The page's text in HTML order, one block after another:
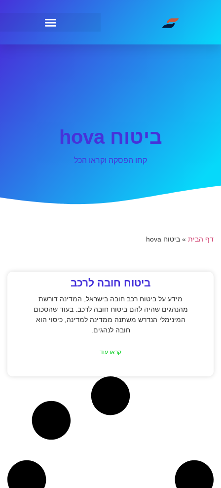
ביטוח hova
קחו הפסקה וקראו הכל
דף הבית » ביטוח hova
ביטוח חובה לרכב
מידע על ביטוח רכב חובה בישראל, המדינה דורשת
מהנהגים שהיה להם ביטוח חובה לרכב. בעוד שהסכום
המינימלי הנדרש משתנה ממדינה למדינה, כיסוי הוא
חובה לנהגים.
קראו עוד